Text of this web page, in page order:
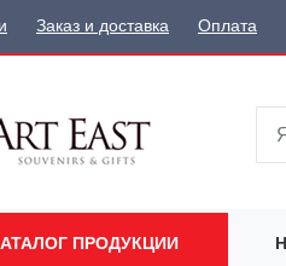
Заказ и доставка Оплата
ПРОДУКЦИИ